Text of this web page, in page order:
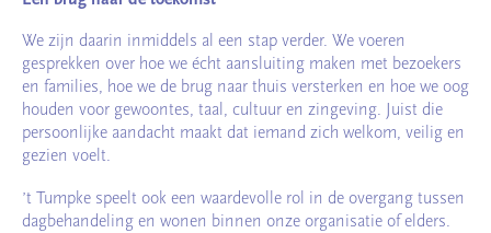
We zijn daarin inmiddels al een stap verder. We voeren
gesprekken over hoe we écht aansluiting maken met bezoekers
en families, hoe we de brug naar thuis versterken en hoe we oog
houden voor gewoontes, taal, cultuur en zingeving. Juist die
persoonlijke aandacht maakt dat iemand zich welkom, veilig en
gezien voelt.
’t Tumpke speelt ook een waardevolle rol in de overgang tussen
dagbehandeling en wonen binnen onze organisatie of elders.